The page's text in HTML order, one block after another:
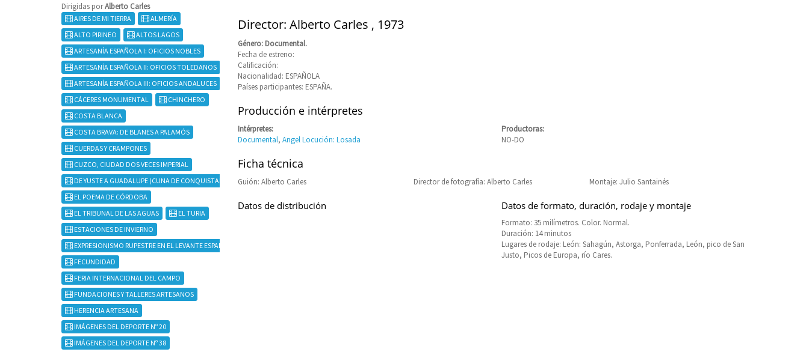
Dirigidas porAlberto Carles
AIRES DE MI TIERRA
ALMERÍA
ALTO PIRINEO
ALTOS LAGOS
ARTESANÍA ESPAÑOLA I: OFICIOS NOBLES
ARTESANÍA ESPAÑOLA II: OFICIOS TOLEDANOS
ARTESANÍA ESPAÑOLA III: OFICIOS ANDALUCES
CÁCERES MONUMENTAL
CHINCHERO
COSTA BLANCA
COSTA BRAVA: DE BLANES A PALAMÓS
CUERDAS Y CRAMPONES
CUZCO, CIUDAD DOS VECES IMPERIAL
DE YUSTE A GUADALUPE (CUNA DE CONQUISTADORES)
EL POEMA DE CÓRDOBA
EL TRIBUNAL DE LAS AGUAS
EL TURIA
ESTACIONES DE INVIERNO
EXPRESIONISMO RUPESTRE EN EL LEVANTE ESPAÑOL
FECUNDIDAD
FERIA INTERNACIONAL DEL CAMPO
FUNDACIONES Y TALLERES ARTESANOS
HERENCIA ARTESANA
IMÁGENES DEL DEPORTE Nº 20
IMÁGENES DEL DEPORTE Nº 38
Director: Alberto Carles , 1973
Género: Documental.
Fecha de estreno:
Calificación:
Nacionalidad: ESPAÑOLA
Países participantes: ESPAÑA.
Producción e intérpretes
Intérpretes:
Documental, Angel Locución: Losada
Productoras:
NO-DO
Ficha técnica
Guión: Alberto Carles Director de fotografía: Alberto Carles Montaje: Julio Santainés
Datos de distribución Datos de formato, duración, rodaje y montaje
Formato: 35 milímetros. Color. Normal.
Duración: 14 minutos
Lugares de rodaje: León: Sahagún, Astorga, Ponferrada, León, pico de San
Justo, Picos de Europa, río Cares.